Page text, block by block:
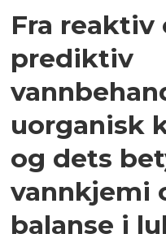
Fra
prediktiv
uorganisk
og dets
vannkjemi
balanse i